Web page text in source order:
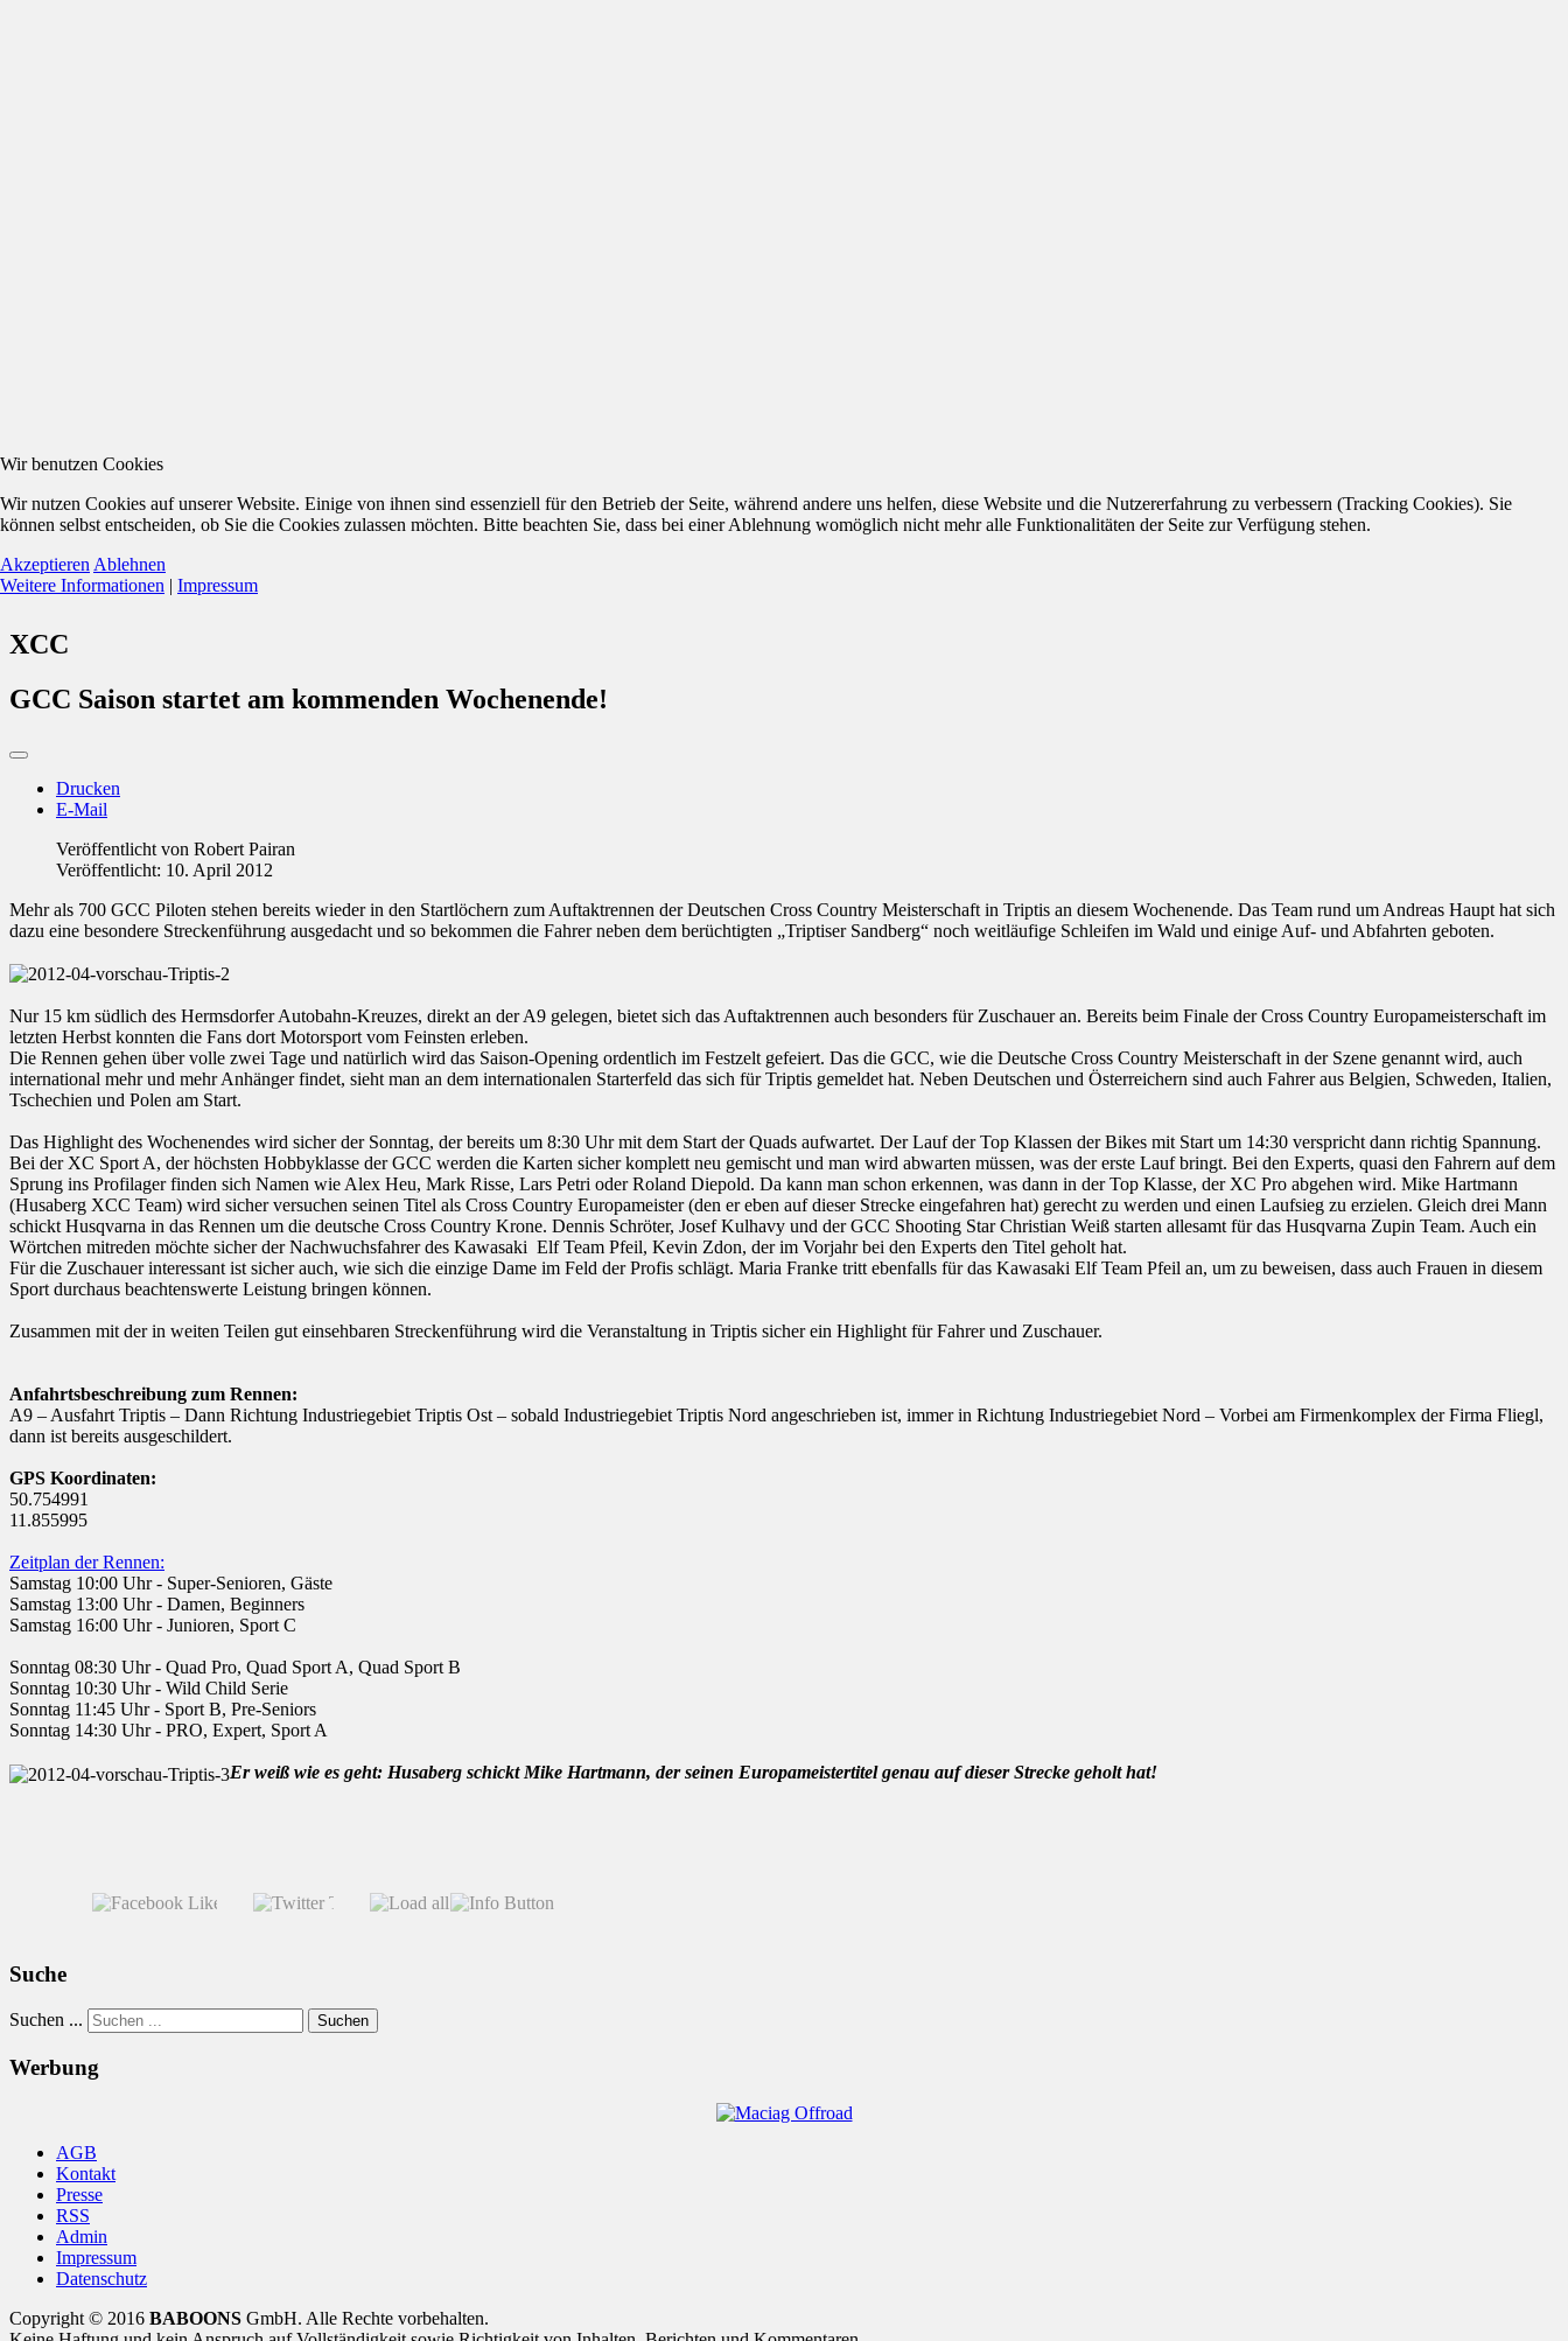
XCC
GCC Saison startet am kommenden Wochenende!
Drucken
E-Mail
Veröffentlicht von Robert Pairan
Veröffentlicht: 10. April 2012
Mehr als 700 GCC Piloten stehen bereits wieder in den Startlöchern zum Auftaktrennen der Deutschen Cross Country Meisterschaft in Triptis an diesem Wochenende. Das Team rund um Andreas Haupt hat sich
dazu eine besondere Streckenführung ausgedacht und so bekommen die Fahrer neben dem berüchtigten „Triptiser Sandberg“ noch weitläufige Schleifen im Wald und einige Auf- und Abfahrten geboten.
Nur 15 km südlich des Hermsdorfer Autobahn-Kreuzes, direkt an der A9 gelegen, bietet sich das Auftaktrennen auch besonders für Zuschauer an. Bereits beim Finale der Cross Country Europameisterschaft im
letzten Herbst konnten die Fans dort Motorsport vom Feinsten erleben.
Die Rennen gehen über volle zwei Tage und natürlich wird das Saison-Opening ordentlich im Festzelt gefeiert. Das die GCC, wie die Deutsche Cross Country Meisterschaft in der Szene genannt wird, auch
international mehr und mehr Anhänger findet, sieht man an dem internationalen Starterfeld das sich für Triptis gemeldet hat. Neben Deutschen und Österreichern sind auch Fahrer aus Belgien, Schweden, Italien,
Tschechien und Polen am Start.
Das Highlight des Wochenendes wird sicher der Sonntag, der bereits um 8:30 Uhr mit dem Start der Quads aufwartet. Der Lauf der Top Klassen der Bikes mit Start um 14:30 verspricht dann richtig Spannung.
Bei der XC Sport A, der höchsten Hobbyklasse der GCC werden die Karten sicher komplett neu gemischt und man wird abwarten müssen, was der erste Lauf bringt. Bei den Experts, quasi den Fahrern auf dem
Sprung ins Profilager finden sich Namen wie Alex Heu, Mark Risse, Lars Petri oder Roland Diepold. Da kann man schon erkennen, was dann in der Top Klasse, der XC Pro abgehen wird. Mike Hartmann
(Husaberg XCC Team) wird sicher versuchen seinen Titel als Cross Country Europameister (den er eben auf dieser Strecke eingefahren hat) gerecht zu werden und einen Laufsieg zu erzielen. Gleich drei Mann
schickt Husqvarna in das Rennen um die deutsche Cross Country Krone. Dennis Schröter, Josef Kulhavy und der GCC Shooting Star Christian Weiß starten allesamt für das Husqvarna Zupin Team. Auch ein
Wörtchen mitreden möchte sicher der Nachwuchsfahrer des Kawasaki Elf Team Pfeil, Kevin Zdon, der im Vorjahr bei den Experts den Titel geholt hat.
Für die Zuschauer interessant ist sicher auch, wie sich die einzige Dame im Feld der Profis schlägt. Maria Franke tritt ebenfalls für das Kawasaki Elf Team Pfeil an, um zu beweisen, dass auch Frauen in diesem
Sport durchaus beachtenswerte Leistung bringen können.
Zusammen mit der in weiten Teilen gut einsehbaren Streckenführung wird die Veranstaltung in Triptis sicher ein Highlight für Fahrer und Zuschauer.
Anfahrtsbeschreibung zum Rennen:
A9 – Ausfahrt Triptis – Dann Richtung Industriegebiet Triptis Ost – sobald Industriegebiet Triptis Nord angeschrieben ist, immer in Richtung Industriegebiet Nord – Vorbei am Firmenkomplex der Firma Fliegl,
dann ist bereits ausgeschildert.
GPS Koordinaten:
50.754991
11.855995
Zeitplan der Rennen:
Samstag 10:00 Uhr - Super-Senioren, Gäste
Samstag 13:00 Uhr - Damen, Beginners
Samstag 16:00 Uhr - Junioren, Sport C
Sonntag 08:30 Uhr - Quad Pro, Quad Sport A, Quad Sport B
Sonntag 10:30 Uhr - Wild Child Serie
Sonntag 11:45 Uhr - Sport B, Pre-Seniors
Sonntag 14:30 Uhr - PRO, Expert, Sport A
Er weiß wie es geht: Husaberg schickt Mike Hartmann, der seinen Europameistertitel genau auf dieser Strecke geholt hat!
Suche
Suchen ... Suchen
Werbung
AGB
Kontakt
Presse
RSS
Admin
Impressum
Datenschutz
Copyright © 2016 BABOONS GmbH. Alle Rechte vorbehalten.
Wir benutzen Cookies
Wir nutzen Cookies auf unserer Website. Einige von ihnen sind essenziell für den Betrieb der Seite, während andere uns helfen, diese Website und die Nutzererfahrung zu verbessern (Tracking Cookies). Sie
können selbst entscheiden, ob Sie die Cookies zulassen möchten. Bitte beachten Sie, dass bei einer Ablehnung womöglich nicht mehr alle Funktionalitäten der Seite zur Verfügung stehen.
Akzeptieren Ablehnen
Weitere Informationen | Impressum